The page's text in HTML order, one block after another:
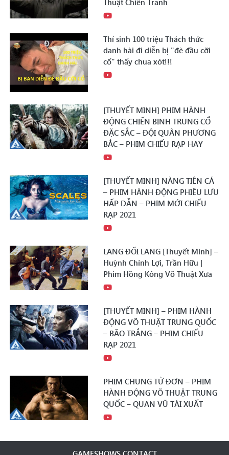
Thuật Chiến Tranh
Thí sinh 100 triệu Thách thức
danh hài đi diễn bị "đè đầu cỡi
cổ" thấy chua xót!!!
[THUYẾT MINH] PHIM HÀNH
ĐỘNG CHIẾN BINH TRUNG CỔ
ĐẶC SẮC – ĐỘI QUÂN PHƯƠNG
BẮC – PHIM CHIẾU RẠP HAY
[THUYẾT MINH] NÀNG TIÊN CÁ
– PHIM HÀNH ĐỘNG PHIÊU LƯU
HẤP DẪN – PHIM MỚI CHIẾU
RẠP 2021
LANG ĐỐI LANG [Thuyết Minh] –
Huỳnh Chính Lợi, Trần Hữu |
Phim Hồng Kông Võ Thuật Xưa
[THUYẾT MINH] – PHIM HÀNH
ĐỘNG VÕ THUẬT TRUNG QUỐC
– BÃO TRẮNG – PHIM CHIẾU
RẠP 2021
PHIM CHUNG TỬ ĐƠN – PHIM
HÀNH ĐỘNG VÕ THUẬT TRUNG
QUỐC – QUAN VŨ TÁI XUẤT